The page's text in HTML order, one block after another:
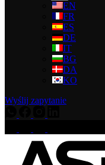
EN
FR
ES
DE
IT
BG
DA
KO
Wyślij zapytanie